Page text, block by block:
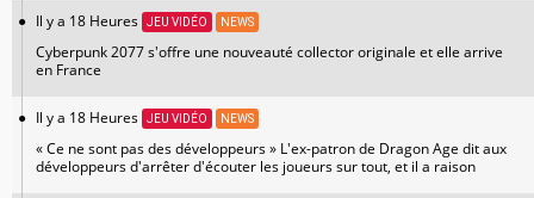
Il y a 18 Heures JEU VIDÉO NEWS
Cyberpunk 2077 s'offre une nouveauté collector originale et elle arrive
en France
Il y a 18 Heures JEU VIDÉO NEWS
« Ce ne sont pas des développeurs » L'ex-patron de Dragon Age dit aux
développeurs d'arrêter d'écouter les joueurs sur tout, et il a raison